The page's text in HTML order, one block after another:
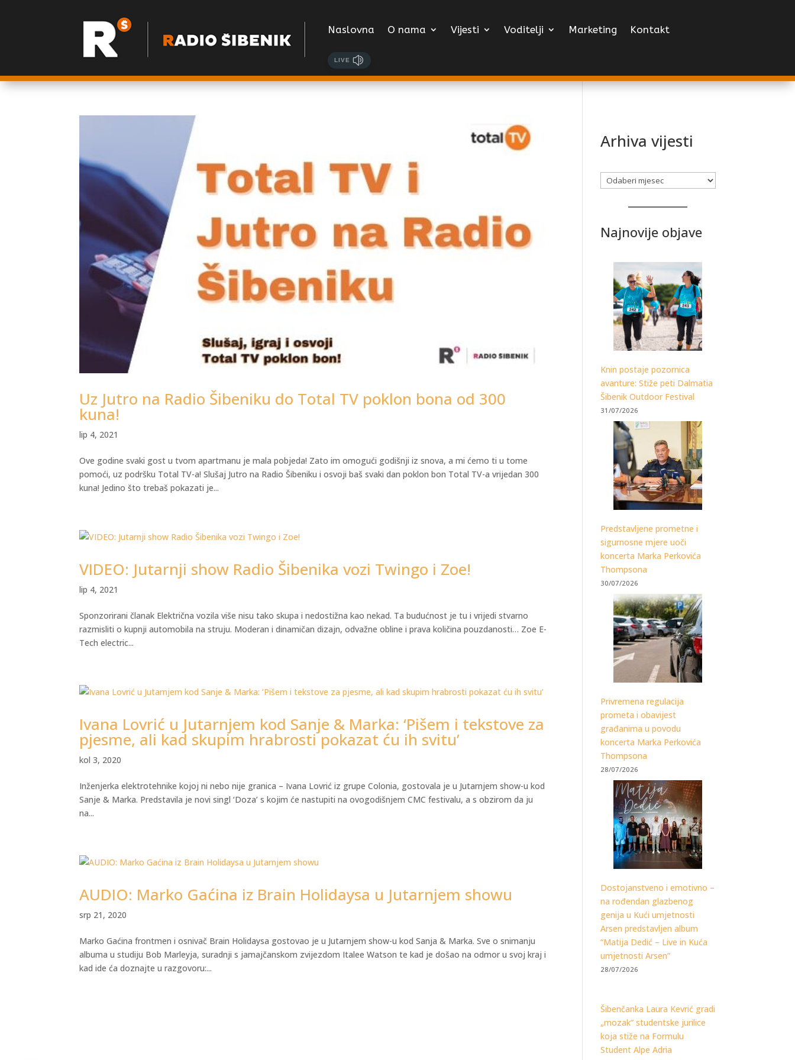
Naslovna O nama Vijesti Voditelji Marketing Kontakt
LIVE
Uz Jutro na Radio Šibeniku do Total TV poklon bona od 300
kuna!
lip 4, 2021
Ove godine svaki gost u tvom apartmanu je mala pobjeda! Zato im omogući godišnji iz snova, a mi ćemo ti u tome
pomoći, uz podršku Total TV-a! Slušaj Jutro na Radio Šibeniku i osvoji baš svaki dan poklon bon Total TV-a vrijedan 300
kuna! Jedino što trebaš pokazati je...
VIDEO: Jutarnji show Radio Šibenika vozi Twingo i Zoe!
lip 4, 2021
Sponzorirani članak Električna vozila više nisu tako skupa i nedostižna kao nekad. Ta budućnost je tu i vrijedi stvarno
razmisliti o kupnji automobila na struju. Moderan i dinamičan dizajn, odvažne obline i prava količina pouzdanosti… Zoe E-
Tech electric...
Ivana Lovrić u Jutarnjem kod Sanje & Marka: ‘Pišem i tekstove za
pjesme, ali kad skupim hrabrosti pokazat ću ih svitu’
kol 3, 2020
Inženjerka elektrotehnike kojoj ni nebo nije granica – Ivana Lovrić iz grupe Colonia, gostovala je u Jutarnjem show-u kod
Sanje & Marka. Predstavila je novi singl ‘Doza’ s kojim će nastupiti na ovogodišnjem CMC festivalu, a s obzirom da ju
na...
AUDIO: Marko Gaćina iz Brain Holidaysa u Jutarnjem showu
srp 21, 2020
Marko Gaćina frontmen i osnivač Brain Holidaysa gostovao je u Jutarnjem show-u kod Sanja & Marka. Sve o snimanju
albuma u studiju Bob Marleyja, suradnji s jamajčanskom zvijezdom Italee Watson te kad je došao na odmor u svoj kraj i
kad ide ća doznajte u razgovoru:...
Arhiva vijesti
Arhiva
Najnovije objave
Knin postaje pozornica
avanture: Stiže peti Dalmatia
Šibenik Outdoor Festival
31/07/2026
Predstavljene prometne i
sigurnosne mjere uoči
koncerta Marka Perkovića
Thompsona
30/07/2026
Privremena regulacija
prometa i obavijest
građanima u povodu
koncerta Marka Perkovića
Thompsona
28/07/2026
Dostojanstveno i emotivno –
na rođendan glazbenog
genija u Kući umjetnosti
Arsen predstavljen album
“Matija Dedić – Live in Kuća
umjetnosti Arsen”
28/07/2026
Šibenčanka Laura Kevrić gradi
„mozak” studentske jurilice
koja stiže na Formulu
Student Alpe Adria